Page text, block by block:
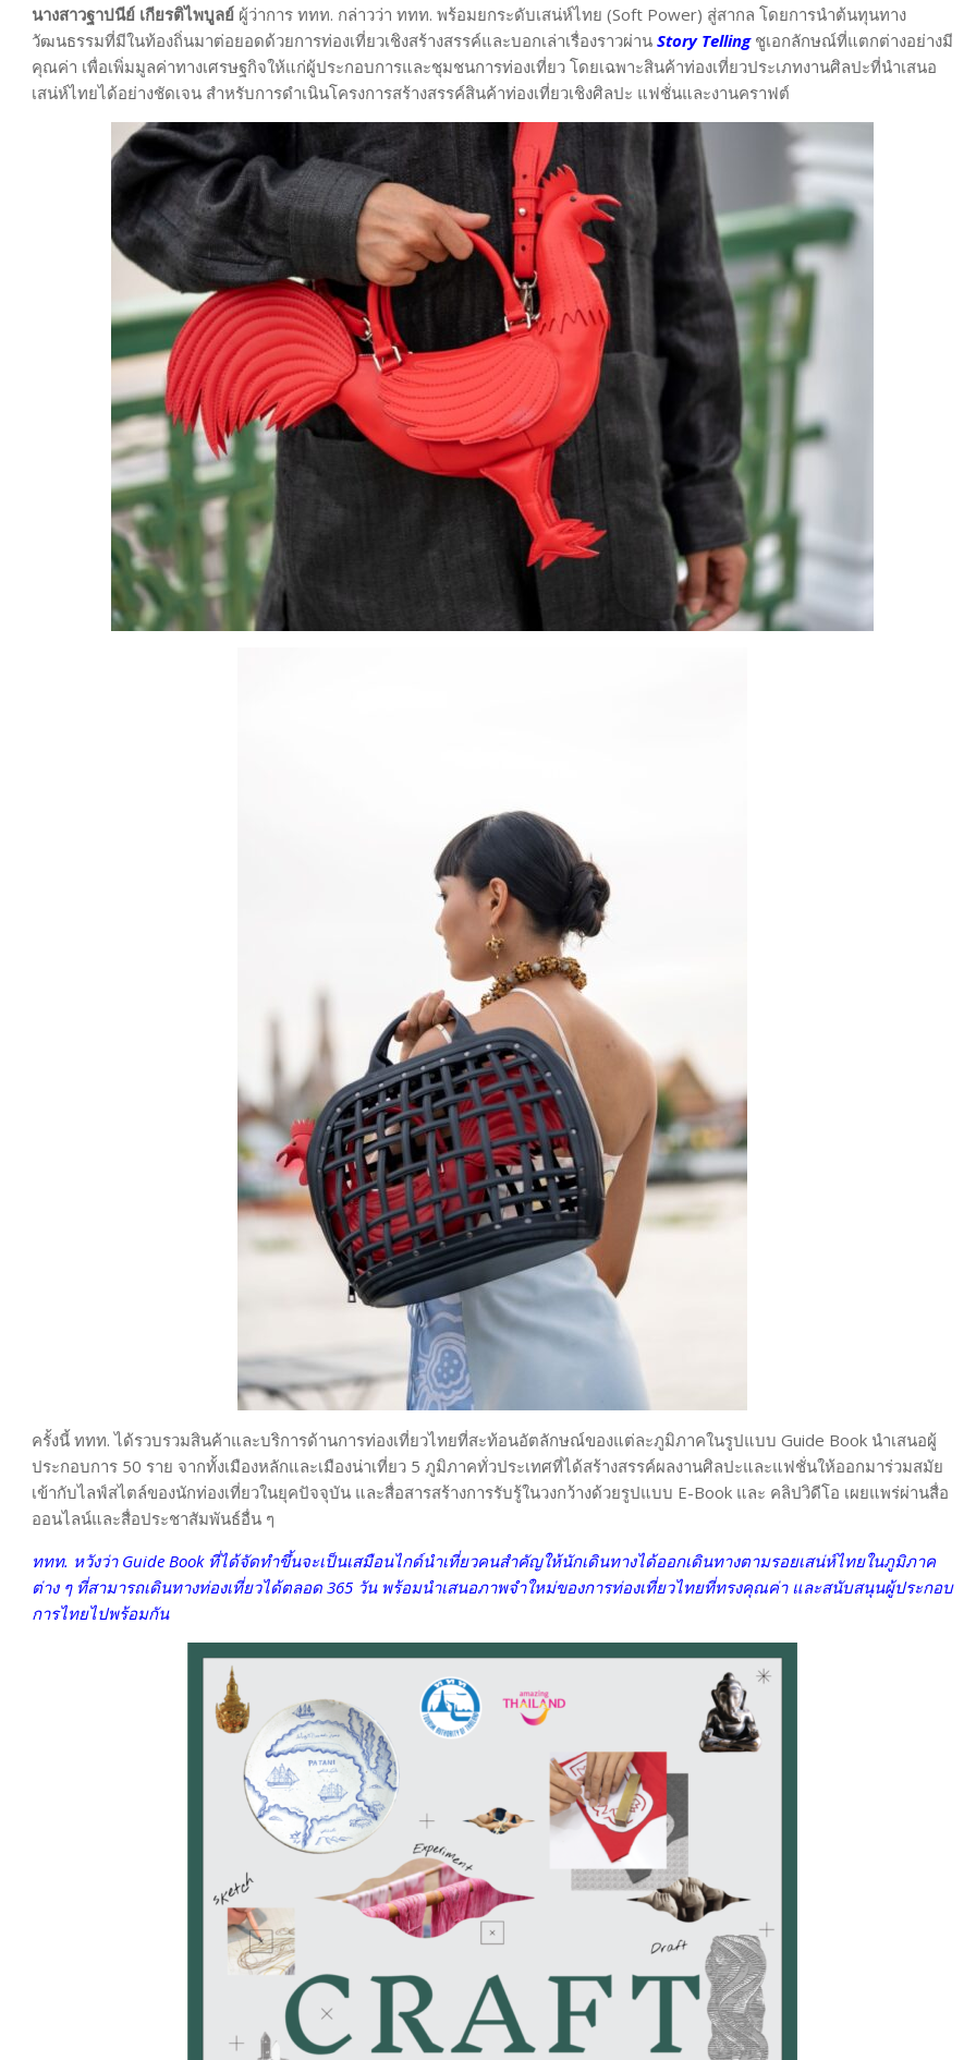
นางสาวฐาปนีย์ เกียรติไพบูลย์ ผู้ว่าการ ททท. กล่าวว่า ททท. พร้อมยกระดับเสน่ห์ไทย (Soft Power) สู่สากล โดยการนำต้นทุนทาง
วัฒนธรรมที่มีในท้องถิ่นมาต่อยอดด้วยการท่องเที่ยวเชิงสร้างสรรค์และบอกเล่าเรื่องราวผ่าน Story Telling ชูเอกลักษณ์ที่แตกต่างอย่างมี
คุณค่า เพื่อเพิ่มมูลค่าทางเศรษฐกิจให้แก่ผู้ประกอบการและชุมชนการท่องเที่ยว โดยเฉพาะสินค้าท่องเที่ยวประเภทงานศิลปะที่นำเสนอ
เสน่ห์ไทยได้อย่างชัดเจน สำหรับการดำเนินโครงการสร้างสรรค์สินค้าท่องเที่ยวเชิงศิลปะ แฟชั่นและงานคราฟต์
ครั้งนี้ ททท. ได้รวบรวมสินค้าและบริการด้านการท่องเที่ยวไทยที่สะท้อนอัตลักษณ์ของแต่ละภูมิภาคในรูปแบบ Guide Book นำเสนอผู้
ประกอบการ 50 ราย จากทั้งเมืองหลักและเมืองน่าเที่ยว 5 ภูมิภาคทั่วประเทศที่ได้สร้างสรรค์ผลงานศิลปะและแฟชั่นให้ออกมาร่วมสมัย
เข้ากับไลฟ์สไตล์ของนักท่องเที่ยวในยุคปัจจุบัน และสื่อสารสร้างการรับรู้ในวงกว้างด้วยรูปแบบ E-Book และ คลิปวิดีโอ เผยแพร่ผ่านสื่อ
ออนไลน์และสื่อประชาสัมพันธ์อื่น ๆ
ททท. หวังว่า Guide Book ที่ได้จัดทำขึ้นจะเป็นเสมือนไกด์นำเที่ยวคนสำคัญให้นักเดินทางได้ออกเดินทางตามรอยเสน่ห์ไทยในภูมิภาค
ต่าง ๆ ที่สามารถเดินทางท่องเที่ยวได้ตลอด 365 วัน พร้อมนำเสนอภาพจำใหม่ของการท่องเที่ยวไทยที่ทรงคุณค่า และสนับสนุนผู้ประกอบ
การไทยไปพร้อมกัน